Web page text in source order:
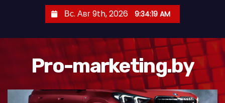
Вс. Авг 9th, 2026 9:34:20 AM
Pro-marketing.by